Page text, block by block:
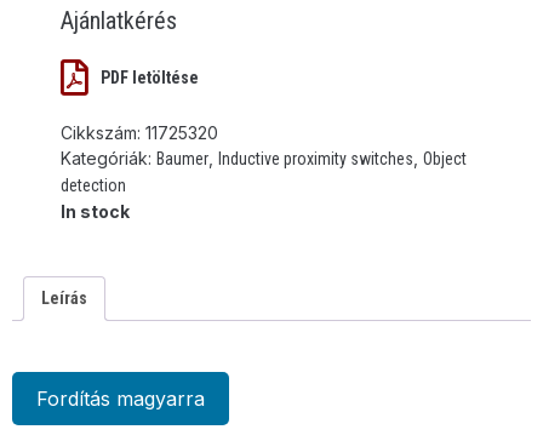
Ajánlatkérés
PDF letöltése
Cikkszám: 11725320
Kategóriák: Baumer Inductive proximity switches Object
detection
In stock
Leírás
Fordítás magyarra